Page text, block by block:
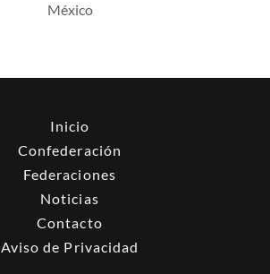
México
Inicio
Confederación
Federaciones
Noticias
Contacto
Aviso de Privacidad